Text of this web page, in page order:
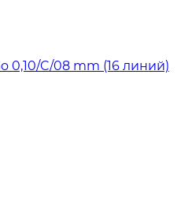
0,10/C/08 mm (16 линий)